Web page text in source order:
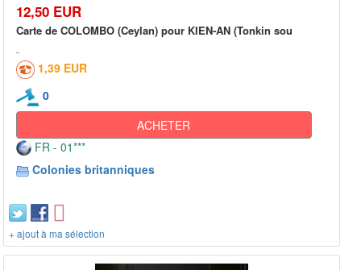
12,50 EUR
Carte de COLOMBO (Ceylan) pour KIEN-AN (Tonkin sou
1,39 EUR
0
ACHETER
FR - 01***
Colonies britanniques
+ ajout à ma sélection